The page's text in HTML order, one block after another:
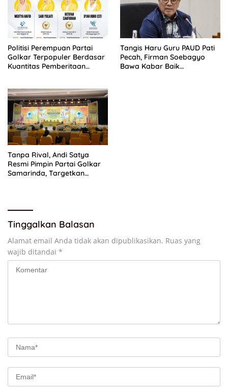
Politisi Perempuan Partai
Golkar Terpopuler Berdasar
Kuantitas Pemberitaan
Tangis Haru Guru PAUD Pati
Pecah, Firman Soebagyo
Bawa Kabar Baik
Tanpa Rival, Andi Satya
Resmi Pimpin Partai Golkar
Samarinda, Targetkan
Tinggalkan Balasan
Alamat email Anda tidak akan dipublikasikan. Ruas yang
wajib ditandai *